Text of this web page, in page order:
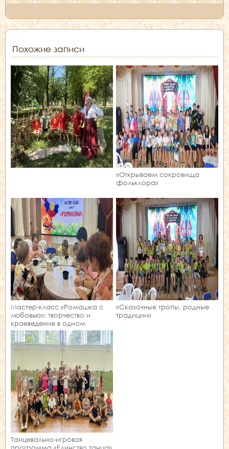
Похожие записи
«Открываем сокровища
фольклора»
Мастер‑класс «Ромашка с
любовью»: творчество и
краеведение в одном
занятии!
«Сказочные тропы, родные
традиции»
Танцевально-игровая
программа «Единство танца»